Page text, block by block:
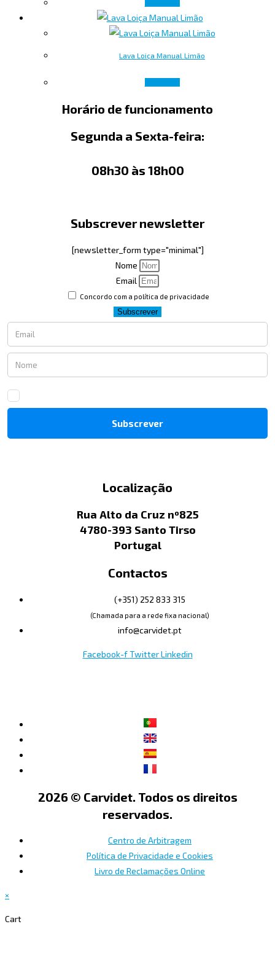
Lava Loiça Manual Limão
Horário de funcionamento
Segunda a Sexta-feira:
08h30 às 18h00
Subscrever newsletter
[newsletter_form type="minimal"]
Nome
Email
Concordo com a política de privacidade
Subscrever
Localização
Rua Alto da Cruz nº825
4780-393 Santo Tirso
Portugal
Contactos
(+351) 252 833 315
(Chamada para a rede fixa nacional)
info@carvidet.pt
Facebook-f Twitter Linkedin
2026 © Carvidet. Todos os direitos
reservados.
Centro de Arbitragem
Política de Privacidade e Cookies
Livro de Reclamações Online
×
Cart